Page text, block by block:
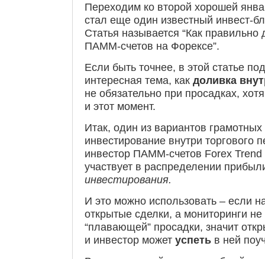
Переходим ко второй хорошей
стал еще один известный инвест-
Статья называется “Как правильно
ПАММ-счетов на Форексе”.
Если быть точнее, в этой статье
интересная тема, как доливка
не обязательно при просадках,
и этот момент.
Итак, один из вариантов
инвестирование внутри торгового
инвестор ПАММ-счетов Forex
участвует в распределении
инвестирования.
И это можно использовать – если
открытые сделки, а мониторинги
“плавающей” просадки, значит
и инвестор может успеть в ней